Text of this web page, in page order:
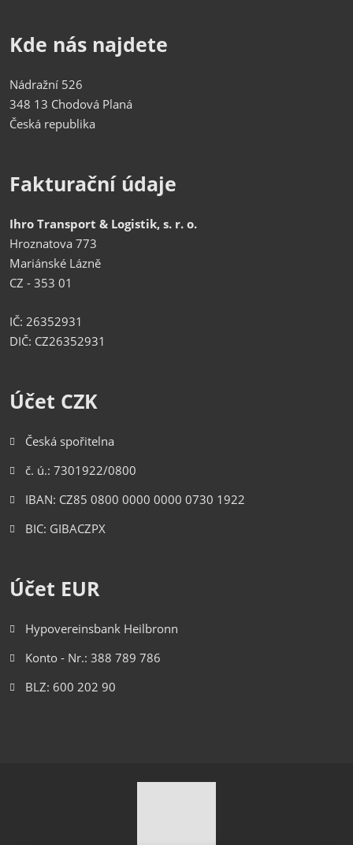
Kde nás najdete
Nádražní 526
348 13 Chodová Planá
Česká republika
Fakturační údaje
Ihro Transport & Logistik, s. r. o.
Hroznatova 773
Mariánské Lázně
CZ - 353 01
IČ: 26352931
DIČ: CZ26352931
Účet CZK
Česká spořitelna
č. ú.: 7301922/0800
IBAN: CZ85 0800 0000 0000 0730 1922
BIC: GIBACZPX
Účet EUR
Hypovereinsbank Heilbronn
Konto - Nr.: 388 789 786
BLZ: 600 202 90